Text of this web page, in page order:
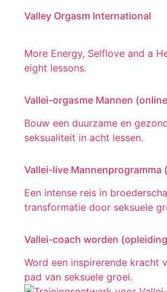
Valley Orgasm International
More Energy, Selflove and a
eight lessons.
Vallei-orgasme Mannen
Bouw een duurzame en
seksualiteit in acht lessen.
Vallei-live Mannenprogramma
Een intense reis in
transformatie door seksuele
Vallei-coach worden
Word een inspirerende kracht
pad van seksuele groei.